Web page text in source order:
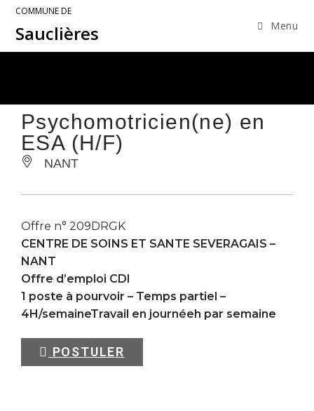
COMMUNE DE
Sauclières Menu
Psychomotricien(ne) en
ESA (H/F)
NANT
Offre n° 209DRGK
CENTRE DE SOINS ET SANTE SEVERAGAIS –
NANT
Offre d’emploi CDI
1 poste à pourvoir – Temps partiel –
4H/semaineTravail en journéeh par semaine
POSTULER